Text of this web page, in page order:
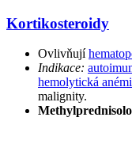
Kortikosteroidy
Ovlivňují
Indikace:
hemolytická
malignity.